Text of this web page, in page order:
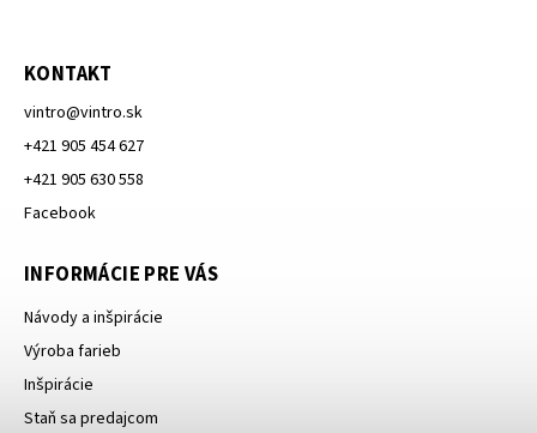
KONTAKT
vintro@vintro.sk
+421 905 454 627
+421 905 630 558
Facebook
INFORMÁCIE PRE VÁS
Návody a inšpirácie
Výroba farieb
Inšpirácie
Staň sa predajcom